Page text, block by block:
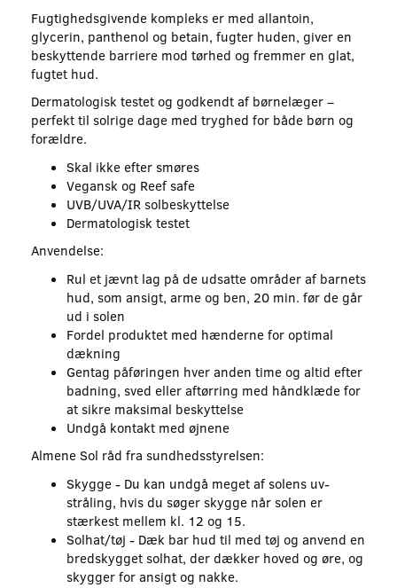
Fugtighedsgivende kompleks er med allantoin,
glycerin, panthenol og betain, fugter huden, giver en
beskyttende barriere mod tørhed og fremmer en glat,
fugtet hud.
Dermatologisk testet og godkendt af børnelæger –
perfekt til solrige dage med tryghed for både børn og
forældre.
Skal ikke efter smøres
Vegansk og Reef safe
UVB/UVA/IR solbeskyttelse
Dermatologisk testet
Anvendelse:
Rul et jævnt lag på de udsatte områder af barnets
hud, som ansigt, arme og ben, 20 min. før de går
ud i solen
Fordel produktet med hænderne for optimal
dækning
Gentag påføringen hver anden time og altid efter
badning, sved eller aftørring med håndklæde for
at sikre maksimal beskyttelse
Undgå kontakt med øjnene
Almene Sol råd fra sundhedsstyrelsen:
Skygge - Du kan undgå meget af solens uv-
stråling, hvis du søger skygge når solen er
stærkest mellem kl. 12 og 15.
Solhat/tøj - Dæk bar hud til med tøj og anvend en
bredskygget solhat, der dækker hoved og øre, og
skygger for ansigt og nakke.